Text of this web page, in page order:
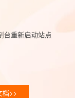
台重新启动站点
档>>